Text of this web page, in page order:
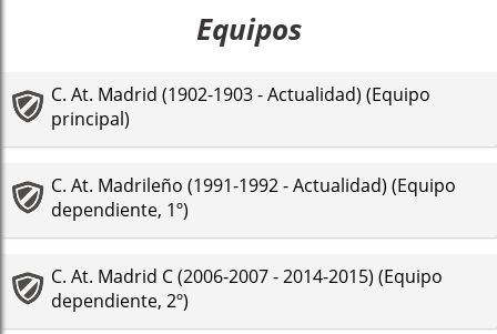
Equipos
C. At. Madrid (1902-1903 - Actualidad) (Equipo
principal)
C. At. Madrileño (1991-1992 - Actualidad) (Equipo
dependiente, 1º)
C. At. Madrid C (2006-2007 - 2014-2015) (Equipo
dependiente, 2º)